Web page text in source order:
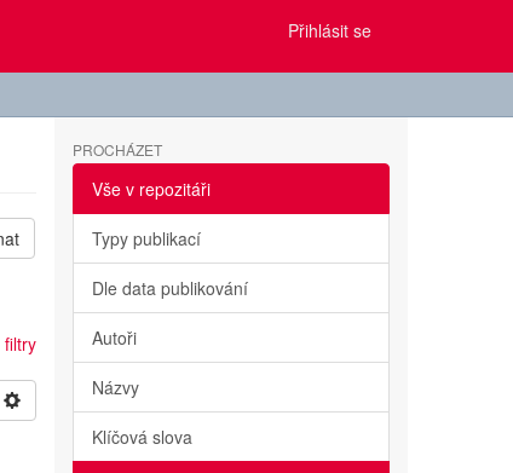
Přihlásit se
PROCHÁZET
Vše v repozitáři
Typy publikací
Dle data publikování
Autoři
Názvy
Klíčová slova